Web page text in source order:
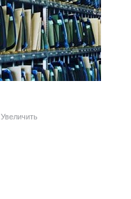
Увеличить